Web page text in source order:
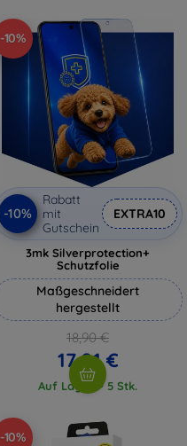
-10%
-10%
Rabatt
mit
Gutschein
EXTRA10
3mk Silverprotection+
Schutzfolie
Maßgeschneidert
hergestellt
18,90 €
17,01 €
Auf Lager > 5 Stk.
-10%